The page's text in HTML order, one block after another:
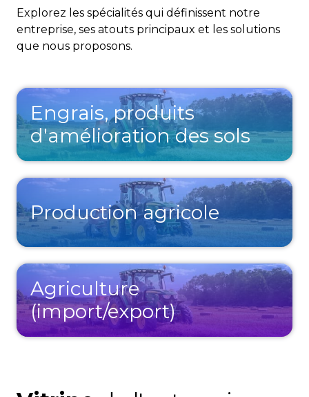
Explorez les spécialités qui définissent notre
entreprise, ses atouts principaux et les solutions
que nous proposons.
Engrais, produits
d'amélioration des sols
Production agricole
Agriculture
(import/export)